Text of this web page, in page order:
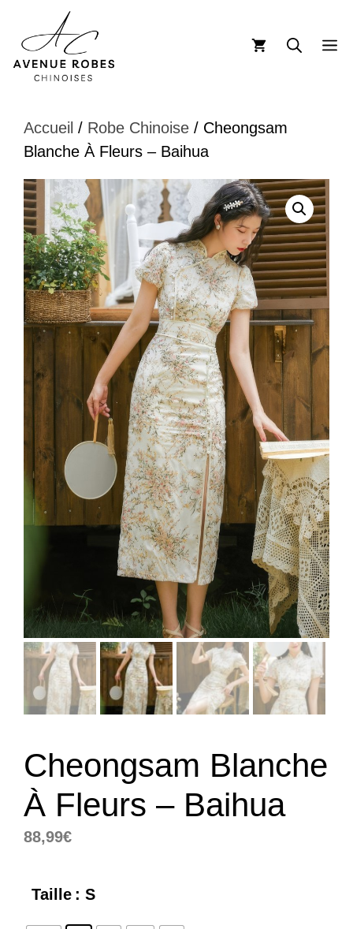
contenu
Accueil / Robe Chinoise / Cheongsam
Blanche À Fleurs – Baihua
Cheongsam Blanche
À Fleurs – Baihua
88,99€
Taille : S